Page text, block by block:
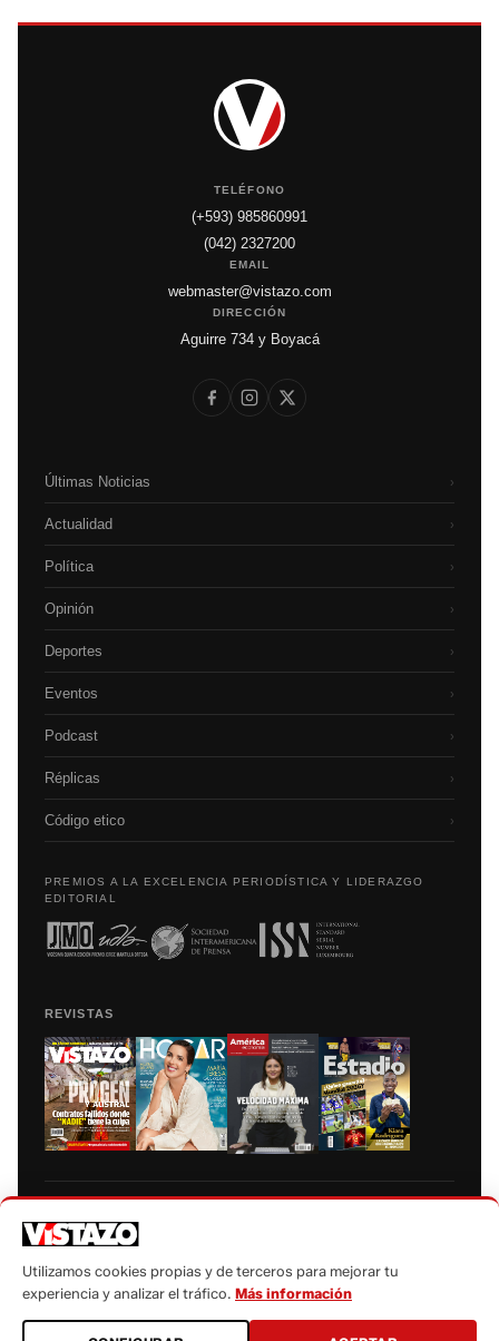
TELÉFONO
(+593) 985860991
(042) 2327200
EMAIL
webmaster@vistazo.com
DIRECCIÓN
Aguirre 734 y Boyacá
Últimas Noticias ›
Actualidad ›
Política ›
Opinión ›
Deportes ›
Eventos ›
Podcast ›
Réplicas ›
Código etico ›
PREMIOS A LA EXCELENCIA PERIODÍSTICA Y LIDERAZGO
EDITORIAL
REVISTAS
autorización escrita de su titular, de todos los contenidos de Vistazo.com.
Utilizamos cookies propias y de terceros para mejorar tu
experiencia y analizar el tráfico. Más información